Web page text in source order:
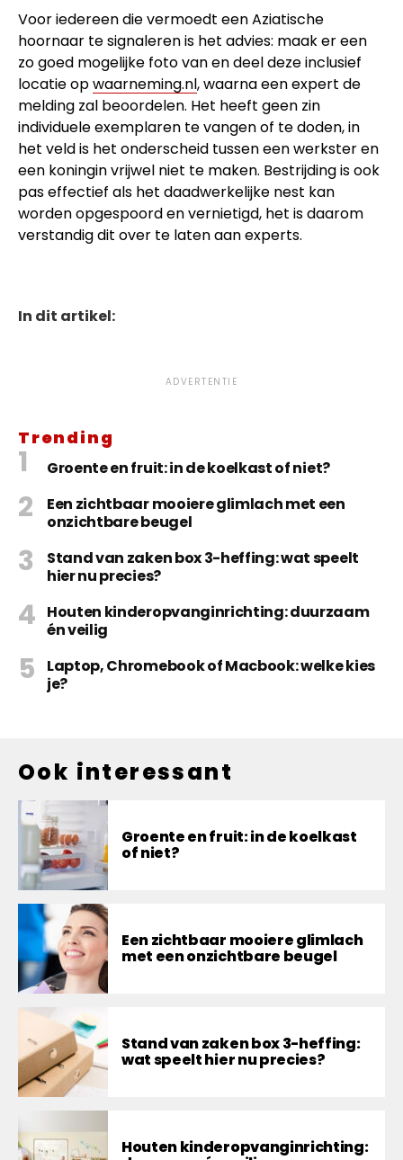
Voor iedereen die vermoedt een Aziatische
hoornaar te signaleren is het advies: maak er een
zo goed mogelijke foto van en deel deze inclusief
locatie opwaarneming.nl, waarna een expert de
melding zal beoordelen. Het heeft geen zin
individuele exemplaren te vangen of te doden, in
het veld is het onderscheid tussen een werkster en
een koningin vrijwel niet te maken. Bestrijding is ook
pas effectief als het daadwerkelijke nest kan
worden opgespoord en vernietigd, het is daarom
verstandig dit over te laten aan experts.
In dit artikel:
ADVERTENTIE
Trending
Groente en fruit: in de koelkast of niet?
Een zichtbaar mooiere glimlach met een
onzichtbare beugel
Stand van zaken box 3-heffing: wat speelt
hier nu precies?
Houten kinderopvanginrichting: duurzaam
én veilig
Laptop, Chromebook of Macbook: welke kies
je?
Ook interessant
Groente en fruit: in de koelkast
of niet?
Een zichtbaar mooiere glimlach
met een onzichtbare beugel
Stand van zaken box 3-heffing:
wat speelt hier nu precies?
Houten kinderopvanginrichting: